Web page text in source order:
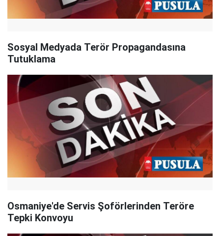
Sosyal Medyada Terör Propagandasına
Tutuklama
Osmaniye'de Servis Şoförlerinden Teröre
Tepki Konvoyu